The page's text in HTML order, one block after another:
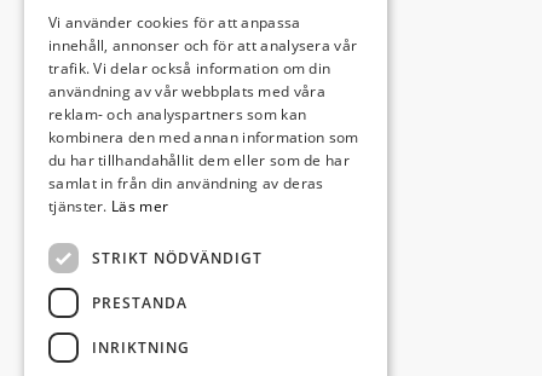
Leveransadress:
Björkhemsvägen 9
291 54 Kristianstad
Besöksadress:
Västra Boulevarden 41
(enligt överenskommelse)
info@invectus.net
Vi använder cookies för att anpassa
innehåll, annonser och för att analysera vår
trafik. Vi delar också information om din
användning av vår webbplats med våra
reklam- och analyspartners som kan
kombinera den med annan information som
du har tillhandahållit dem eller som de har
samlat in från din användning av deras
tjänster. Läs mer
STRIKT NÖDVÄNDIGT
PRESTANDA
INRIKTNING